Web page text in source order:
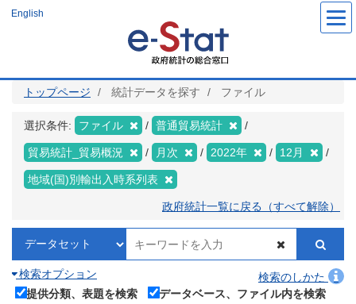
ツ
English
トップページ 統計データを探す ファイル
選択条件: ファイル 普通貿易統計
貿易統計_貿易概況 月次 2022年 12月
地域(国)別輸出入時系列表
政府統計一覧に戻る（すべて解除）
検索オプション
検索のしかた
提供分類、表題を検索
データベース、ファイル内を検索